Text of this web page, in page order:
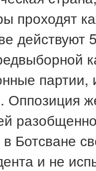
проходят
действуют
Оппозиция
Ботсване
и не